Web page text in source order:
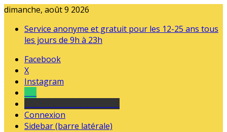
dimanche, août 9 2026
Service anonyme et gratuit pour les 12-25 ans tous
les jours de 9h à 23h
Facebook
X
Instagram
Connexion
Sidebar (barre latérale)